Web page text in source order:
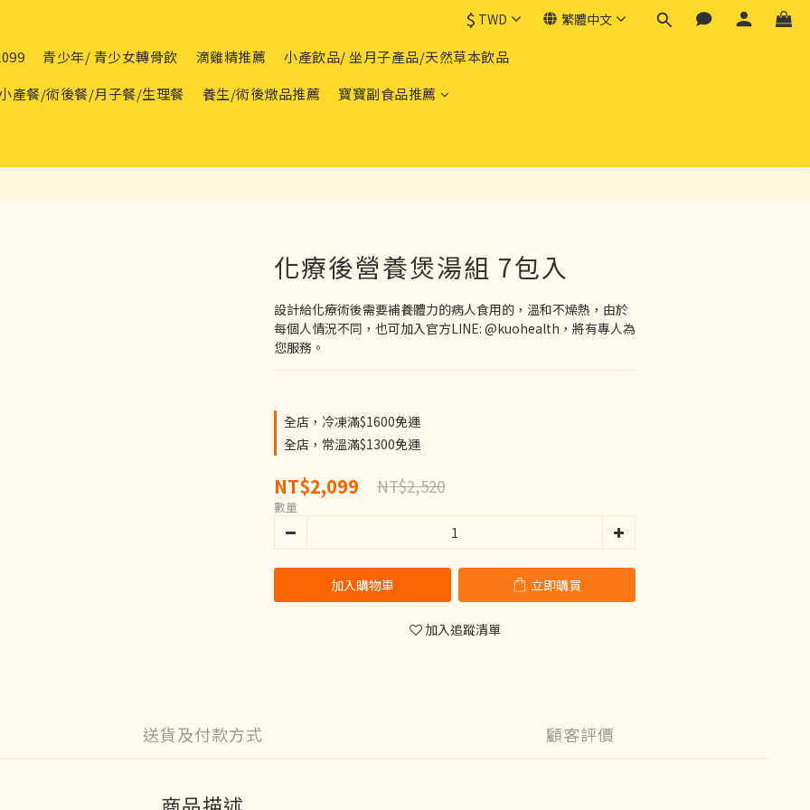
$ TWD 繁體中文
青少年/ 青少女轉骨飲 滴雞精推薦
小產飲品/ 坐月子產品/天然草本飲品
產餐/術後餐/月子餐/生理餐
養生/術後燉品推薦 寶寶副食品推薦
化療後營養煲湯組 7包入
設計給化療術後需要補養體力的病人食用的，溫和不燥熱，由於
每個人情況不同，也可加入官方LINE: @kuohealth，將有專人為
您服務。
全店，冷凍滿$1600免運
全店，常溫滿$1300免運
NT$2,099 NT$2,520
數量
加入購物車 立即購買
加入追蹤清單
送貨及付款方式 顧客評價